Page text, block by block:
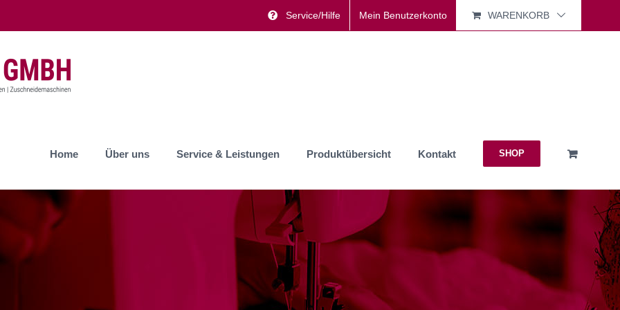
Service/Hilfe Mein Benutzerkonto WARENKORB
Home Über uns Service & Leistungen Produktübersicht Kontakt SHOP